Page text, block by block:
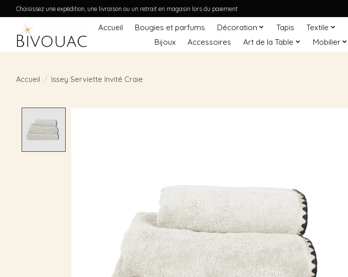
Choisissez une expédition, une livraison ou un retrait en magasin lors du paiement
Accueil Bougies et parfums Décoration Tapis Textile
Bijoux
Accessoires Art de la Table Mobilier
Accueil / Issey Serviette Invité Craie